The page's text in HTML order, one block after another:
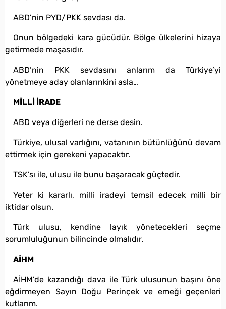
ABD’nin PYD/PKK sevdası da.
Onun bölgedeki kara gücüdür. Bölge ülkelerini hizaya
getirmede maşasıdır.
ABD’nin PKK sevdasını anlarım da Türkiye’yi
yönetmeye aday olanlarınkini asla…
MİLLİ İRADE
ABD veya diğerleri ne derse desin.
Türkiye, ulusal varlığını, vatanının bütünlüğünü devam
ettirmek için gerekeni yapacaktır.
TSK’sı ile, ulusu ile bunu başaracak güçtedir.
Yeter ki kararlı, milli iradeyi temsil edecek milli bir
iktidar olsun.
Türk ulusu, kendine layık yönetecekleri seçme
sorumluluğunun bilincinde olmalıdır.
AİHM
AİHM’de kazandığı dava ile Türk ulusunun başını öne
eğdirmeyen Sayın Doğu Perinçek ve emeği geçenleri
kutlarım.